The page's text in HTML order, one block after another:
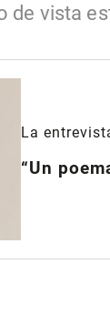
de vista
La
“Un